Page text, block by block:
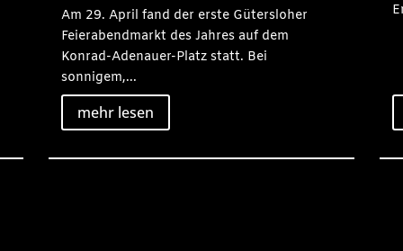
Am 29. April fand der erste Gütersloher
Feierabendmarkt des Jahres auf dem
Konrad-Adenauer-Platz statt. Bei
sonnigem,...
mehr lesen